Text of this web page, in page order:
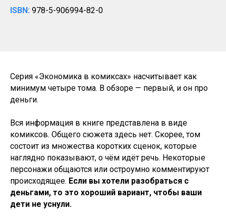
ISBN: 978-5-906994-82-0
Серия «Экономика в комиксах» насчитывает как
минимум четыре тома. В обзоре — первый, и он про
деньги.
Вся информация в книге представлена в виде
комиксов. Общего сюжета здесь нет. Скорее, том
состоит из множества коротких сценок, которые
наглядно показывают, о чём идёт речь. Некоторые
персонажи общаются или остроумно комментируют
происходящее. Если вы хотели разобраться с
деньгами, то это хороший вариант, чтобы ваши
дети не уснули.